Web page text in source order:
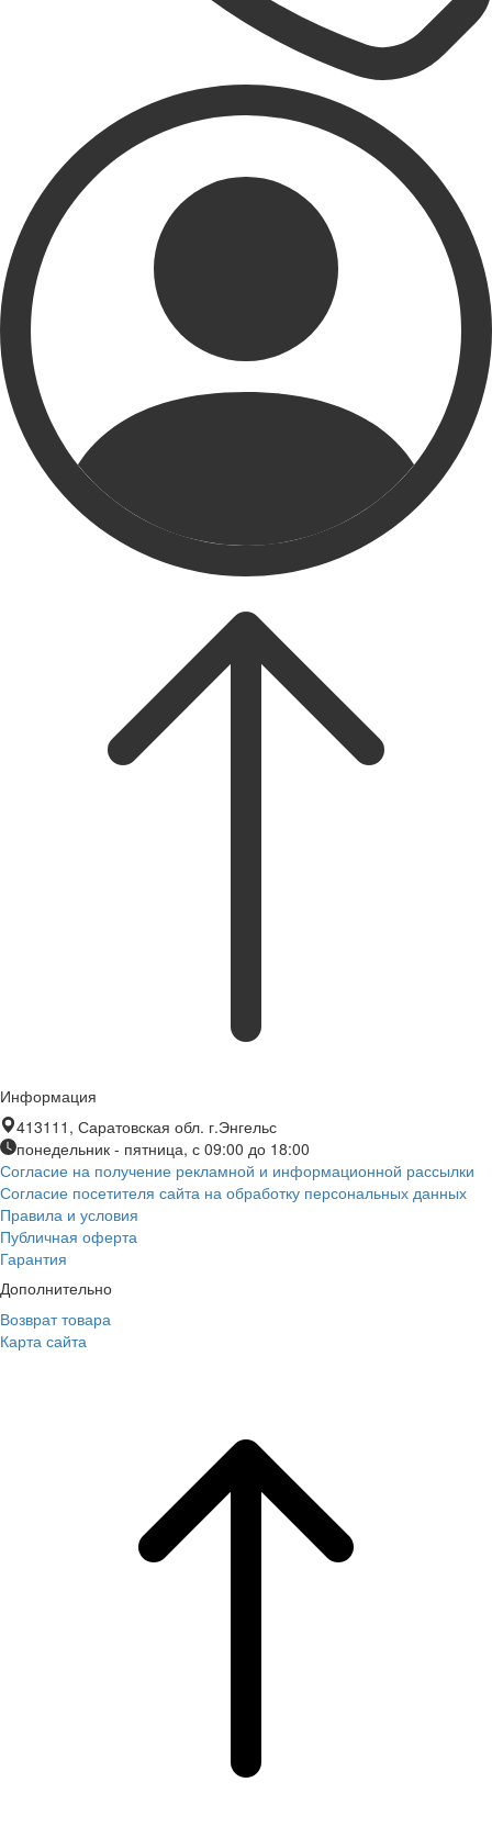
Информация
413111, Саратовская обл. г.Энгельс
понедельник - пятница, с 09:00 до 18:00
Согласие на получение рекламной и информационной рассылки
Согласие посетителя сайта на обработку персональных данных
Правила и условия
Публичная оферта
Гарантия
Дополнительно
Возврат товара
Карта сайта